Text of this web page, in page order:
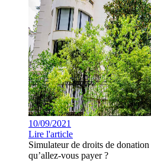
10/09/2021
Lire l'article
Simulateur de droits de
qu’allez-vous payer ?